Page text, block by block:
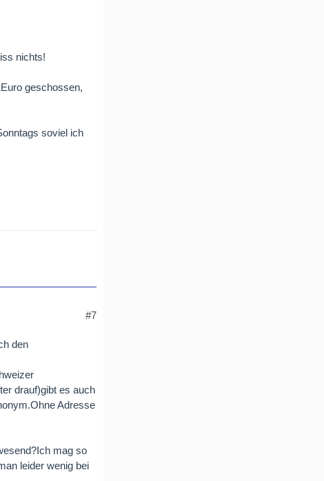
nichts!
geschossen,
soviel ich
#7
den
drauf)gibt es auch
Adresse
mag so
leider wenig bei